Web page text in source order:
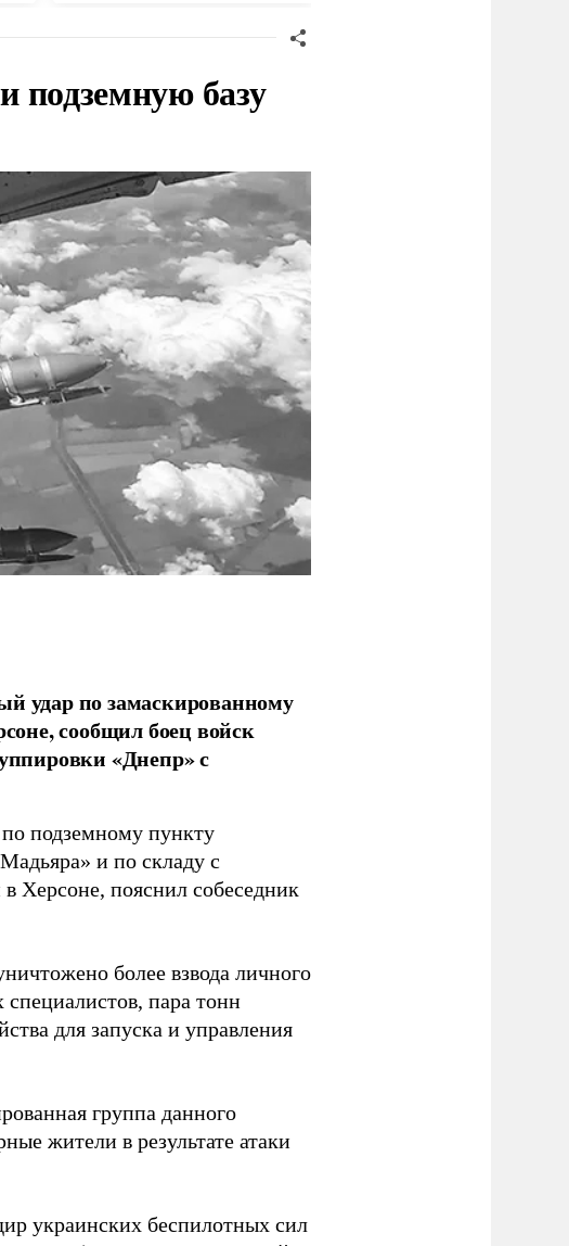
базу
удар по замаскированному
сообщил боец войск
«Днепр» с
подземному пункту
и по складу с
Херсоне, пояснил собеседник
более взвода личного
специалистов, пара тонн
для запуска и управления
группа данного
жители в результате атаки
украинских беспилотных сил